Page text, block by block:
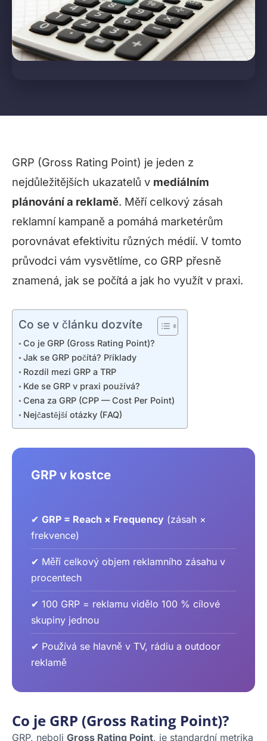
GRP (Gross Rating Point) je jeden z
nejdůležitějších ukazatelů v mediálním
plánování a reklamě. Měří celkový zásah
reklamní kampaně a pomáhá marketérům
porovnávat efektivitu různých médií. V tomto
průvodci vám vysvětlíme, co GRP přesně
znamená, jak se počítá a jak ho využít v praxi.
Co se v článku dozvíte
Co je GRP (Gross Rating Point)?
Jak se GRP počítá? Příklady
Rozdíl mezi GRP a TRP
Kde se GRP v praxi používá?
Cena za GRP (CPP — Cost Per Point)
Nejčastější otázky (FAQ)
GRP v kostce
✔ GRP = Reach × Frequency (zásah ×
frekvence)
✔ Měří celkový objem reklamního zásahu v
procentech
✔ 100 GRP = reklamu vidělo 100 % cílové
skupiny jednou
✔ Používá se hlavně v TV, rádiu a outdoor
reklamě
Co je GRP (Gross Rating Point)?
GRP, neboli Gross Rating Point, je standardní metrika